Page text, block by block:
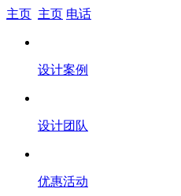
主页 主页 电话
设计案例
设计团队
优惠活动